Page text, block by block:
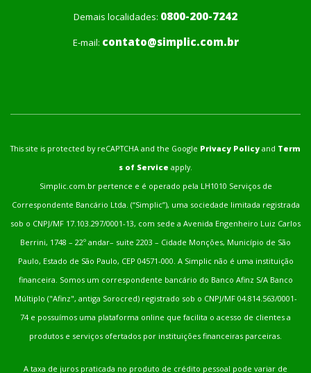
Demais localidades: 0800-200-7242
E-mail: contato@simplic.com.br
This site is protected by reCAPTCHA and the Google Privacy Policy and Term
s of Service apply.
Simplic.com.br pertence e é operado pela LH1010 Serviços de
Correspondente Bancário Ltda. (“Simplic”), uma sociedade limitada registrada
sob o CNPJ/MF 17.103.297/0001-13, com sede a Avenida Engenheiro Luiz Carlos
Berrini, 1748 – 22º andar– suite 2203 – Cidade Monções, Município de São
Paulo, Estado de São Paulo, CEP 04571-000. A Simplic não é uma instituição
financeira. Somos um correspondente bancário do Banco Afinz S/A Banco
Múltiplo ("Afinz", antiga Sorocred) registrado sob o CNPJ/MF 04.814.563/0001-
74 e possuímos uma plataforma online que facilita o acesso de clientes a
produtos e serviços ofertados por instituições financeiras parceiras.
A taxa de juros praticada no produto de crédito pessoal pode variar de